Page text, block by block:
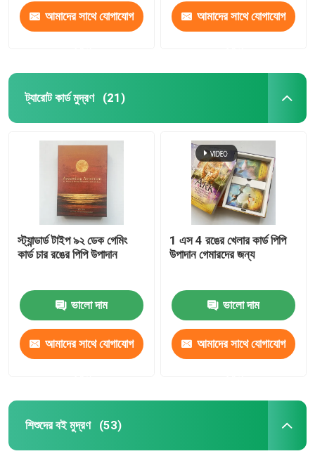
আমাদের সাথে যোগাযোগ আমাদের সাথে যোগাযোগ
ট্যারোট কার্ড মুদ্রণ (21)
স্ট্যান্ডার্ড টাইপ ৯২ ডেক গেমিং
কার্ড চার রঙের পিপি উপাদান
ভালো দাম
আমাদের সাথে যোগাযোগ
1 এস 4 রঙের খেলার কার্ড পিপি
উপাদান গেমারদের জন্য
ভালো দাম
আমাদের সাথে যোগাযোগ
শিশুদের বই মুদ্রণ (53)